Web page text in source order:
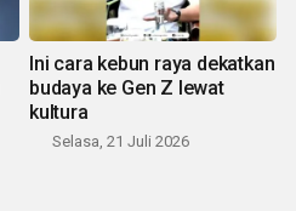
Ini cara kebun raya dekatkan
budaya ke Gen Z lewat
kultura
Selasa, 21 Juli 2026